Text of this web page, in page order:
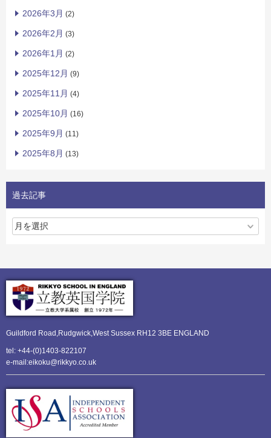
2026年3月 (2)
2026年2月 (3)
2026年1月 (2)
2025年12月 (9)
2025年11月 (4)
2025年10月 (16)
2025年9月 (11)
2025年8月 (13)
過去記事
Guildford Road,Rudgwick,West Sussex RH12 3BE ENGLAND
tel: +44-(0)1403-822107
e-mail:eikoku@rikkyo.co.uk